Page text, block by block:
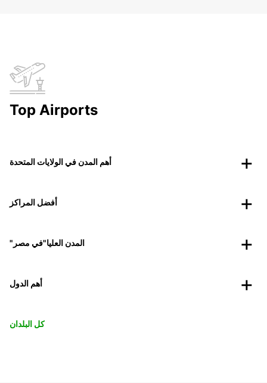
Top Airports
أهم المدن في الولايات المتحدة
أفضل المراكز
"المدن العليا"في مصر
أهم الدول
كل البلدان